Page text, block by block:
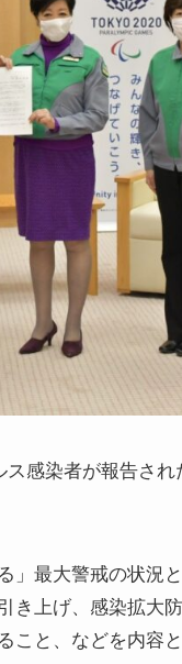
感染者が報告さ
」最大警戒の状況
き上げ、感染拡大
と、などを内容